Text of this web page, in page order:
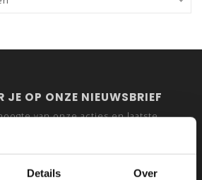
Details Over
JE OP ONZE NIEUWSBRIEF
van onze acties en laatste